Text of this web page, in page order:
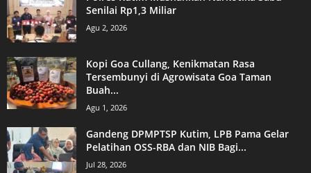
Senilai Rp1,3 Miliar
Agu 2, 2026
Kopi Goa Cullang, Kenikmatan Rasa
Tersembunyi di Agrowisata Goa Taman
Buah...
Agu 1, 2026
Gandeng DPMPTSP Kutim, LPB Pama Gelar
Pelatihan OSS-RBA dan NIB Bagi...
Jul 28, 2026